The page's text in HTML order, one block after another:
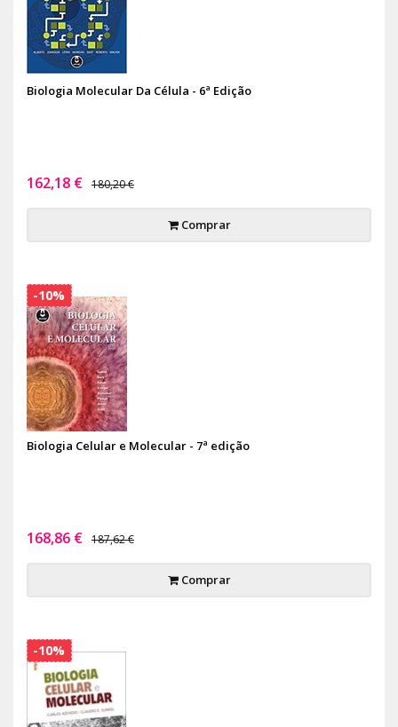
Biologia Molecular Da Célula - 6ª Edição
162,18 € 180,20 €
Comprar
Biologia Celular e Molecular - 7ª edição
168,86 € 187,62 €
Comprar
-10%
-10%